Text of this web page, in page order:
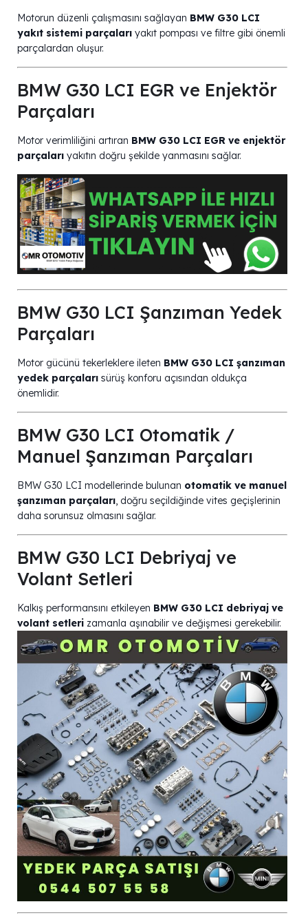
Motorun düzenli çalışmasını sağlayan BMW G30 LCI
yakıt sistemi parçaları yakıt pompası ve filtre gibi önemli
parçalardan oluşur.
BMW G30 LCI EGR ve Enjektör
Parçaları
Motor verimliliğini artıran BMW G30 LCI EGR ve enjektör
parçaları yakıtın doğru şekilde yanmasını sağlar.
BMW G30 LCI Şanzıman Yedek
Parçaları
Motor gücünü tekerleklere ileten BMW G30 LCI şanzıman
yedek parçaları sürüş konforu açısından oldukça
önemlidir.
BMW G30 LCI Otomatik /
Manuel Şanzıman Parçaları
BMW G30 LCI modellerinde bulunan otomatik ve manuel
şanzıman parçaları, doğru seçildiğinde vites geçişlerinin
daha sorunsuz olmasını sağlar.
BMW G30 LCI Debriyaj ve
Volant Setleri
Kalkış performansını etkileyen BMW G30 LCI debriyaj ve
volant setleri zamanla aşınabilir ve değişmesi gerekebilir.